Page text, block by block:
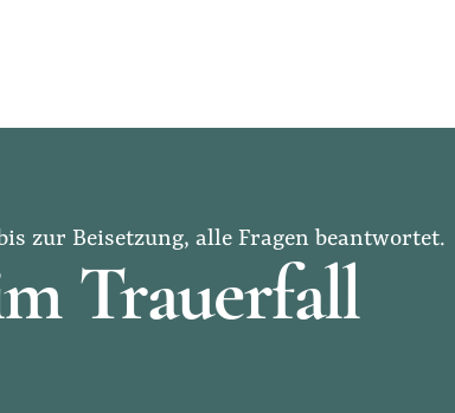
zur Beisetzung, alle Fragen beantwortet.
Trauerfall